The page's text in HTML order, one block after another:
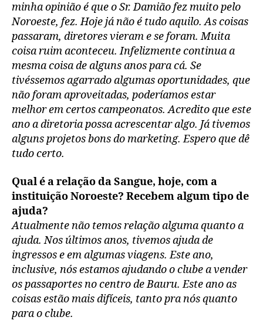
minha opinião é que o Sr. Damião fez muito pelo
Noroeste, fez. Hoje já não é tudo aquilo. As coisas
passaram, diretores vieram e se foram. Muita
coisa ruim aconteceu. Infelizmente continua a
mesma coisa de alguns anos para cá. Se
tivéssemos agarrado algumas oportunidades, que
não foram aproveitadas, poderíamos estar
melhor em certos campeonatos. Acredito que este
ano a diretoria possa acrescentar algo. Já tivemos
alguns projetos bons do marketing. Espero que dê
tudo certo.
Qual é a relação da Sangue, hoje, com a
instituição Noroeste? Recebem algum tipo de
ajuda?
Atualmente não temos relação alguma quanto a
ajuda. Nos últimos anos, tivemos ajuda de
ingressos e em algumas viagens. Este ano,
inclusive, nós estamos ajudando o clube a vender
os passaportes no centro de Bauru. Este ano as
coisas estão mais difíceis, tanto pra nós quanto
para o clube.